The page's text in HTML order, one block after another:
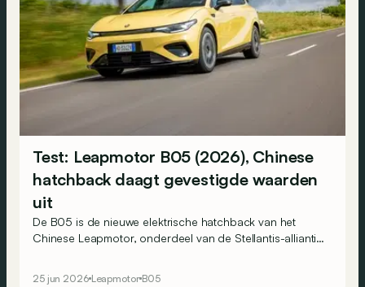
Test: Leapmotor B05 (2026), Chinese
hatchback daagt gevestigde waarden
uit
De B05 is de nieuwe elektrische hatchback van het
Chinese Leapmotor, onderdeel van de Stellantis-alliantie.
25 jun 2026 Leapmotor B05